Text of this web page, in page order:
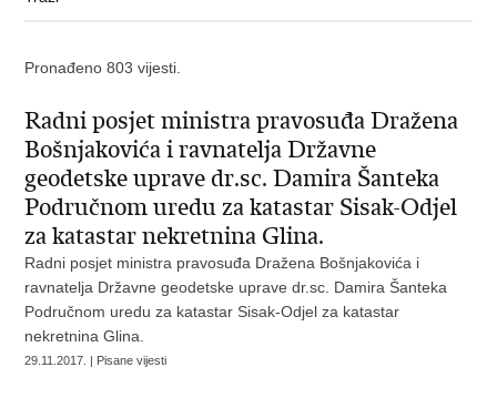
Pronađeno 803 vijesti.
Radni posjet ministra pravosuđa Dražena
Bošnjakovića i ravnatelja Državne
geodetske uprave dr.sc. Damira Šanteka
Područnom uredu za katastar Sisak-Odjel
za katastar nekretnina Glina.
Radni posjet ministra pravosuđa Dražena Bošnjakovića i
ravnatelja Državne geodetske uprave dr.sc. Damira Šanteka
Područnom uredu za katastar Sisak-Odjel za katastar
nekretnina Glina.
29.11.2017. | Pisane vijesti